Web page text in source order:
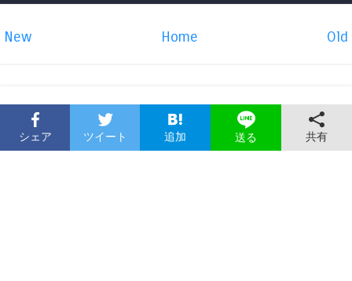
New Old
Home
シェア ツイート 追加 送る 共有